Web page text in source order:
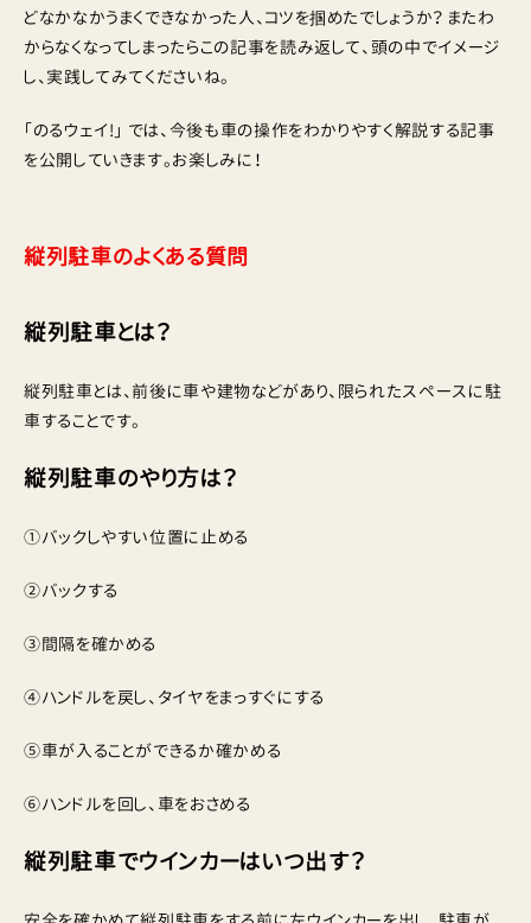
どなかなかうまくできなかった人、コツを掴めたでしょうか？ またわ
からなくなってしまったらこの記事を読み返して、頭の中でイメージ
し、実践してみてくださいね。
「のるウェイ!」 では、今後も車の操作をわかりやすく解説する記事
を公開していきます。お楽しみに！
縦列駐車のよくある質問
縦列駐車とは？
縦列駐車とは、前後に車や建物などがあり、限られたスペースに駐
車することです。
縦列駐車のやり方は？
①バックしやすい位置に止める
②バックする
③間隔を確かめる
④ハンドルを戻し、タイヤをまっすぐにする
⑤車が入ることができるか確かめる
⑥ハンドルを回し、車をおさめる
縦列駐車でウインカーはいつ出す？